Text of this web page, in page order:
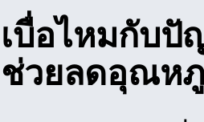
เบื่อไหมกับปั
ช่วยลดอุณหภู